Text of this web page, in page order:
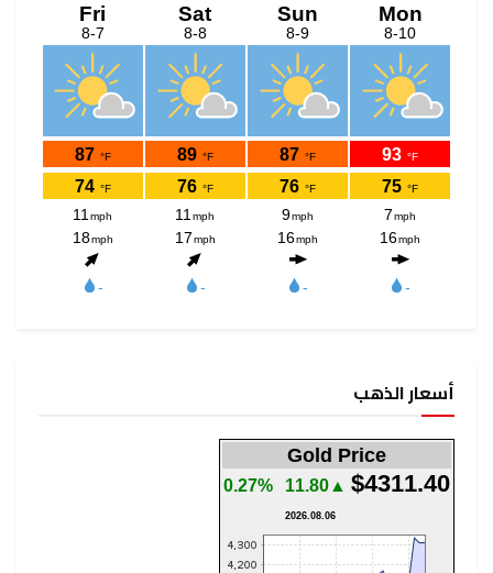
أسعار الذهب
Gold Price
$4311.40
▲11.80
0.27%
2026.08.06